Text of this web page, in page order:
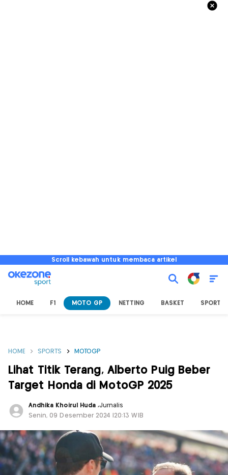
Scroll kebawah untuk membaca artikel
HOME F1 MOTO GP NETTING BASKET SPORT
HOME SPORTS MOTOGP
Lihat Titik Terang, Alberto Puig Beber
Target Honda di MotoGP 2025
Andhika Khoirul Huda,Jurnalis
Senin, 09 Desember 2024 |20:13 WIB